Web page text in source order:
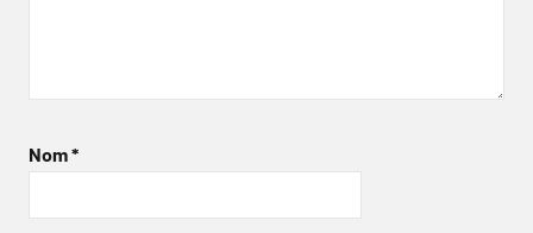
Nom*